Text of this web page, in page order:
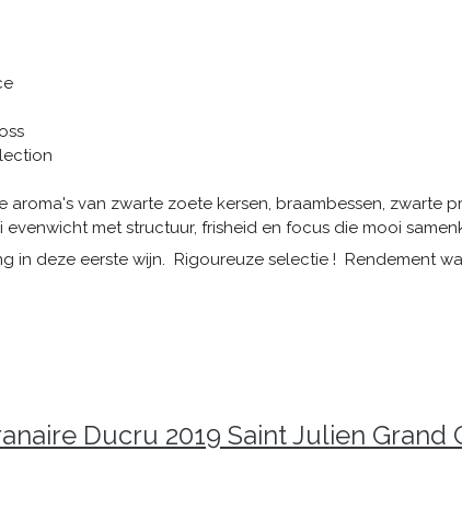
aroma's van zwarte zoete kersen, braambessen, zwarte
met structuur, frisheid en focus die mooi
in deze eerste wijn. Rigoureuze selectie ! Rendement
Ducru 2019 Saint Julien Grand